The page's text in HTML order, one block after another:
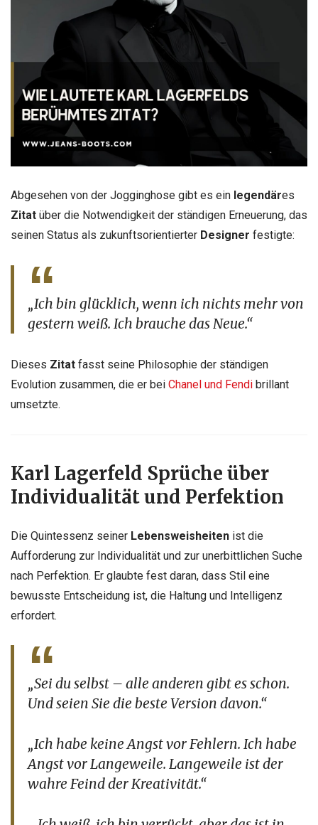
Abgesehen von der Jogginghose gibt es ein legendäres
Zitat über die Notwendigkeit der ständigen Erneuerung, das
seinen Status als zukunftsorientierter Designer festigte:
„Ich bin glücklich, wenn ich nichts mehr von
gestern weiß. Ich brauche das Neue.“
Dieses Zitat fasst seine Philosophie der ständigen
Evolution zusammen, die er bei Chanel und Fendi brillant
umsetzte.
Karl Lagerfeld Sprüche über
Individualität und Perfektion
Die Quintessenz seiner Lebensweisheiten ist die
Aufforderung zur Individualität und zur unerbittlichen Suche
nach Perfektion. Er glaubte fest daran, dass Stil eine
bewusste Entscheidung ist, die Haltung und Intelligenz
erfordert.
„Sei du selbst – alle anderen gibt es schon.
Und seien Sie die beste Version davon.“
„Ich habe keine Angst vor Fehlern. Ich habe
Angst vor Langeweile. Langeweile ist der
wahre Feind der Kreativität.“